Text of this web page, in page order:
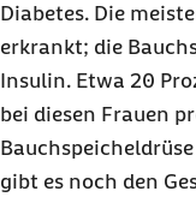
Diabetes. Die
erkrankt; die
Insulin. Etwa 20
bei diesen Frauen
gibt es noch den